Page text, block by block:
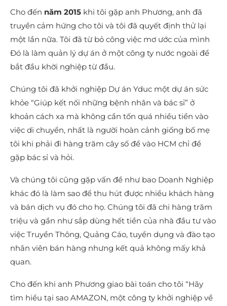
Cho đến năm 2015 khi tôi gặp anh Phương, anh đã
truyền cảm hứng cho tôi và tôi đã quyết định thử lại
một lần nữa. Tôi đã từ bỏ công việc mơ ước của mình
Đó là làm quản lý dự án ở một công ty nước ngoài để
bắt đầu khời nghiệp từ đầu.
Chúng tôi đã khởi nghiệp Dự án Yduc một dự án sức
khỏe “Giúp kết nối những bệnh nhân và bác sỉ” ở
khoản cách xa mà không cần tốn quá nhiều tiền vào
việc di chuyển, nhất là người hoàn cảnh giống bố mẹ
tôi khi phải đi hàng trăm cây số để vào HCM chỉ để
gặp bác sỉ và hỏi.
Và chúng tôi cũng gặp vấn đề như bao Doanh Nghiệp
khác đó là làm sao để thu hút được nhiều khách hàng
và bán dịch vụ đó cho họ. Chúng tôi đã chi hàng trăm
triệu và gần như sắp dùng hết tiền của nhà đầu tư vào
việc Truyền Thông, Quảng Cáo, tuyển dụng và đào tạo
nhân viên bán hàng nhưng kết quả không mấy khả
quan.
Cho đến khi anh Phương giao bài toán cho tôi “Hãy
tìm hiểu tại sao AMAZON, một công ty khởi nghiệp về